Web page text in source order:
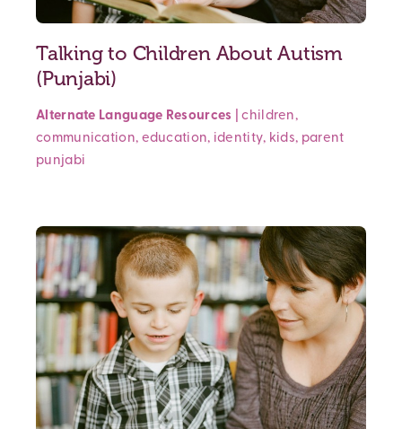
Talking to Children About Autism
(Punjabi)
Alternate Language Resources |children,
communication, education, identity, kids, parent
punjabi